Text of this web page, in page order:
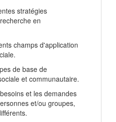
stratégies
en
champs d'application
de base de
et communautaire.
et les demandes
et/ou groupes,